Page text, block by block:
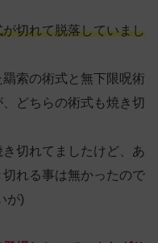
切れて脱落していまし
索の術式と無下限呪術
どちらの術式も焼き切
切れてましたけど、あ
れる事は無かったので
が)